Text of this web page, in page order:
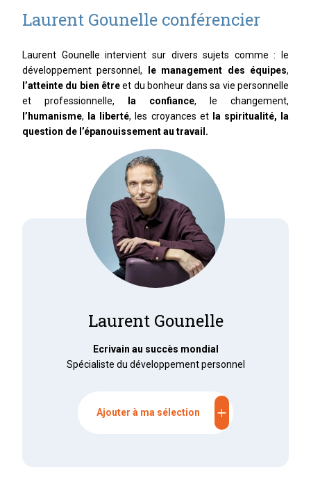
Laurent Gounelle conférencier
Laurent Gounelle intervient sur divers sujets comme : le
développement personnel,
le management des équipes,
l’atteinte du bien êtreet du bonheur dans sa vie personnelle
et professionnelle,
la confiance, le changement,
l’humanisme, la liberté, les croyances et la spiritualité, la
question de l’épanouissement au travail.
Laurent Gounelle
Ecrivain au succès mondial
Spécialiste du développement personnel
Ajouter à ma sélection add